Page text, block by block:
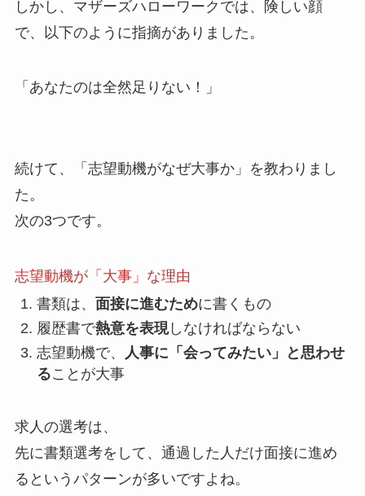
しかし、マザーズハローワークでは、険しい顔
で、以下のように指摘がありました。
「あなたのは全然足りない！」
続けて、「 志望動機がなぜ大事か」を教わりまし
た。
次の3つです。
志望動機が「大事」な理由
書類は、 面接に進むために書くもの
履歴書で熱意を表現しなければならない
志望動機で、
人事に「会ってみたい」と思わせ
ることが大事
求人の選考は、
先に書類選考をして、通過した人だけ面接に進め
るというパターンが多いですよね。